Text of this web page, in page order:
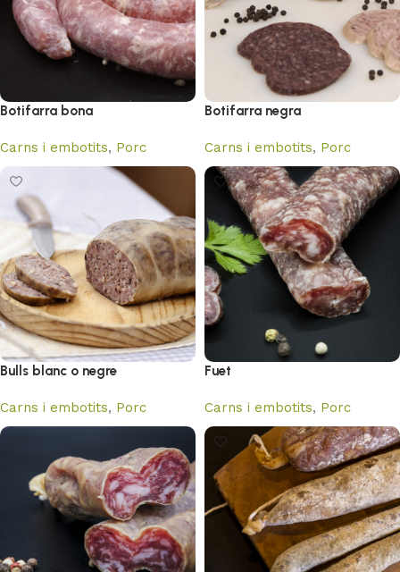
Botifarra bona
Carns i embotits, Porc
Botifarra negra
Carns i embotits, Porc
Bulls blanc o negre
Carns i embotits, Porc
Fuet
Carns i embotits, Porc